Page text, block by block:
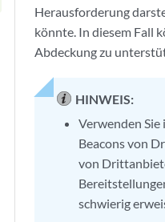
Herausforderung
könnte. In diesem Fall
Abdeckung zu
HINWEIS:
Verwenden
Beacons von
von
schwierig